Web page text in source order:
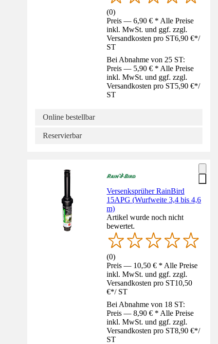
(0)
Preis — 6,90 € * Alle Preise
inkl. MwSt. und ggf. zzgl.
Versandkosten pro ST6,90 €*/
ST
Bei Abnahme von 25 ST:
Preis — 5,90 € * Alle Preise
inkl. MwSt. und ggf. zzgl.
Versandkosten pro ST5,90 €*/
ST
Online bestellbar
Reservierbar
Versenksprüher RainBird
15APG (Wurfweite 3,4 bis 4,6
m)
Artikel wurde noch nicht
bewertet.
(0)
Preis — 10,50 € * Alle Preise
inkl. MwSt. und ggf. zzgl.
Versandkosten pro ST10,50
€*/ ST
Bei Abnahme von 18 ST:
Preis — 8,90 € * Alle Preise
inkl. MwSt. und ggf. zzgl.
Versandkosten pro ST8,90 €*/
ST